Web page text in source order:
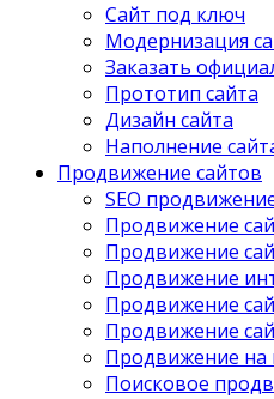
Сайт под ключ
Модернизация
Заказать
Прототип сайта
Дизайн сайта
Наполнение
Продвижение сайтов
SEO
Продвижение
Продвижение
Продвижение
Продвижение
Продвижение
Продвижение на
Поисковое